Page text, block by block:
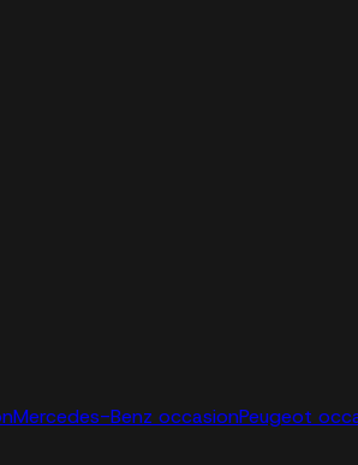
Mercedes-Benz occasionPeugeot